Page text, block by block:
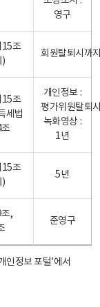
영구
15조
)
회원탈퇴시까
15조
세법
개인정보 :
평가위원탈퇴
녹화영상 :
1년
15조
)
5년
,
준영구
인정보 포털'에서